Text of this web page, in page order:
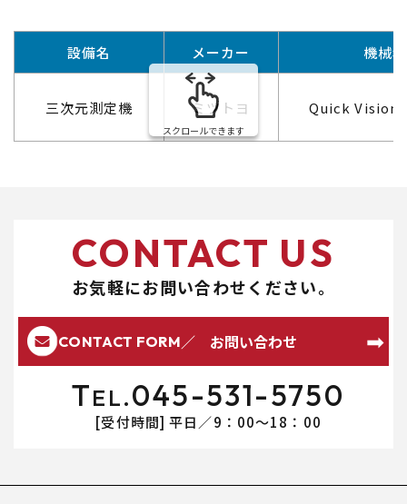
設備名 メーカー 機械名
三次元測定機 ミツトヨ Quick Vision
スクロールできます
CONTACT US
お気軽にお問い合わせください。
CONTACT FORM／ お問い合わせ
TEL.045-531-5750
[受付時間] 平日／9：00～18：00